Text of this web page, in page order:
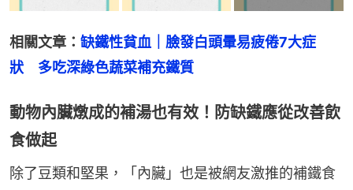
相關文章： 缺鐵性貧血｜臉發白頭暈易疲倦7大症
狀　多吃深綠色蔬菜補充鐵質
動物內臟燉成的補湯也有效！防缺鐵應從改善飲
食做起
除了豆類和堅果，「內臟」也是被網友激推的補鐵食